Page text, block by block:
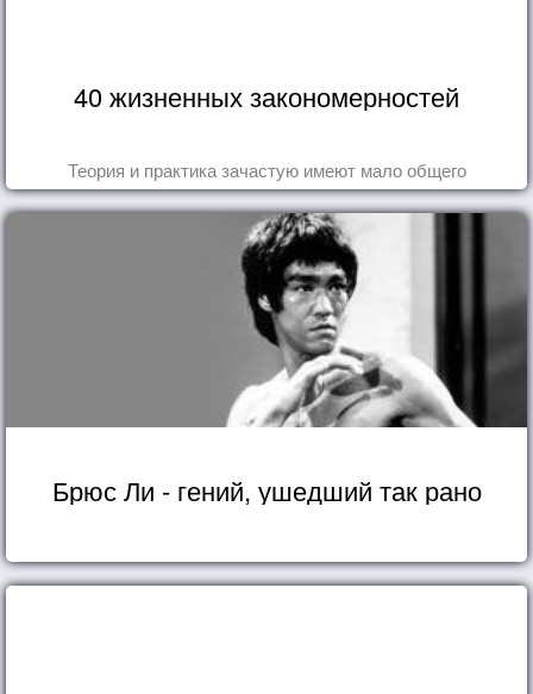
40 жизненных закономерностей
Теория и практика зачастую имеют мало общего
Брюс Ли - гений, ушедший так рано